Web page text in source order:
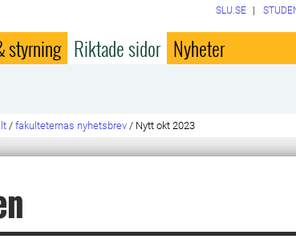
SLU.SE
styrning Riktade sidor Nyheter
/ fakulteternas nyhetsbrev / Nytt okt 2023